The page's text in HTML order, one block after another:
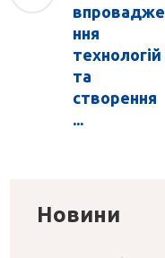
впровадже
ння
технологій
та
створення
...
Новини